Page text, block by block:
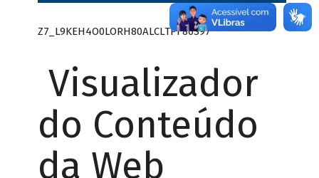
Z7_L9KEH4O0LORH80ALCLTPF80S97
Visualizador
do Conteúdo
da Web